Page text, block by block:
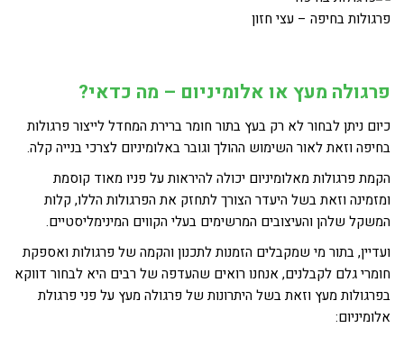
פרגולות בחיפה – עצי חזון
פרגולה מעץ או אלומיניום – מה כדאי?
כיום ניתן לבחור לא רק בעץ בתור חומר ברירת המחדל לייצור פרגולות
בחיפה וזאת לאור השימוש ההולך וגובר באלומיניום לצרכי בנייה קלה.
הקמת פרגולות מאלומיניום יכולה להיראות על פניו מאוד קוסמת
ומזמינה וזאת בשל היעדר הצורך לתחזק את הפרגולות הללו, קלות
המשקל שלהן והעיצובים המרשימים בעלי הקווים המינימליסטיים.
ועדיין, בתור מי שמקבלים הזמנות לתכנון והקמה של פרגולות ואספקת
חומרי גלם לקבלנים, אנחנו רואים שהעדפה של רבים היא לבחור דווקא
בפרגולות מעץ וזאת בשל היתרונות של פרגולה מעץ על פני פרגולת
אלומיניום: